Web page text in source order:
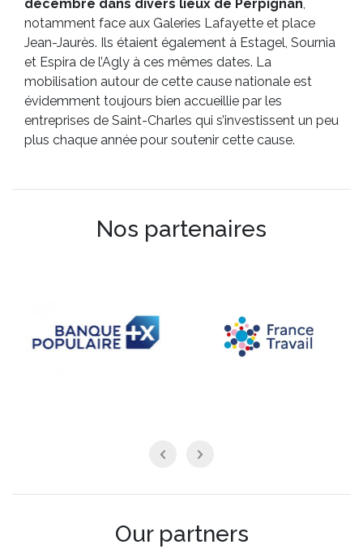
décembre dans divers lieux de Perpignan,
notamment face aux Galeries Lafayette et place
Jean-Jaurès. Ils étaient également à Estagel, Sournia
et Espira de l’Agly à ces mêmes dates. La
mobilisation autour de cette cause nationale est
évidemment toujours bien accueillie par les
entreprises de Saint-Charles qui s’investissent un peu
plus chaque année pour soutenir cette cause.
Nos partenaires
Our partners